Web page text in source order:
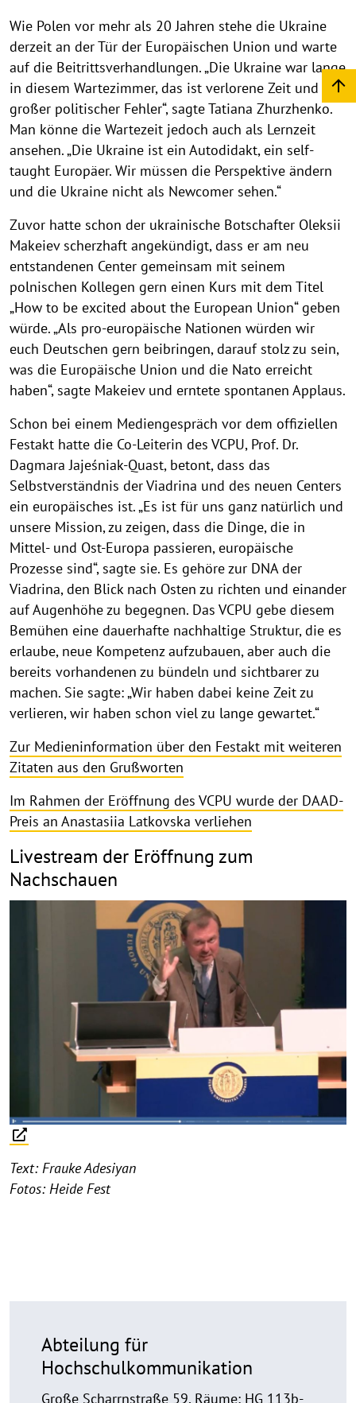
Wie Polen vor mehr als 20 Jahren stehe die Ukraine
derzeit an der Tür der Europäischen Union und warte
auf die Beitrittsverhandlungen. „Die Ukraine war lange
in diesem Wartezimmer, das ist verlorene Zeit und ein
großer politischer Fehler“, sagte Tatiana Zhurzhenko.
Man könne die Wartezeit jedoch auch als Lernzeit
ansehen. „Die Ukraine ist ein Autodidakt, ein self-
taught Europäer. Wir müssen die Perspektive ändern
und die Ukraine nicht als Newcomer sehen.“
Zuvor hatte schon der ukrainische Botschafter Oleksii
Makeiev scherzhaft angekündigt, dass er am neu
entstandenen Center gemeinsam mit seinem
polnischen Kollegen gern einen Kurs mit dem Titel
„How to be excited about the European Union“ geben
würde. „Als pro-europäische Nationen würden wir
euch Deutschen gern beibringen, darauf stolz zu sein,
was die Europäische Union und die Nato erreicht
haben“, sagte Makeiev und erntete spontanen Applaus.
Schon bei einem Mediengespräch vor dem offiziellen
Festakt hatte die Co-Leiterin des VCPU, Prof. Dr.
Dagmara Jajeśniak-Quast, betont, dass das
Selbstverständnis der Viadrina und des neuen Centers
ein europäisches ist. „Es ist für uns ganz natürlich und
unsere Mission, zu zeigen, dass die Dinge, die in
Mittel- und Ost-Europa passieren, europäische
Prozesse sind“, sagte sie. Es gehöre zur DNA der
Viadrina, den Blick nach Osten zu richten und einander
auf Augenhöhe zu begegnen. Das VCPU gebe diesem
Bemühen eine dauerhafte nachhaltige Struktur, die es
erlaube, neue Kompetenz aufzubauen, aber auch die
bereits vorhandenen zu bündeln und sichtbarer zu
machen. Sie sagte: „Wir haben dabei keine Zeit zu
verlieren, wir haben schon viel zu lange gewartet.“
Zur Medieninformation über den Festakt mit weiteren
Zitaten aus den Grußworten
Im Rahmen der Eröffnung des VCPU wurde der DAAD-
Preis an Anastasiia Latkovska verliehen
Livestream der Eröffnung zum
Nachschauen
Text: Frauke Adesiyan
Fotos: Heide Fest
Abteilung für
Hochschulkommunikation
Große Scharrnstraße 59, Räume: HG 113b-